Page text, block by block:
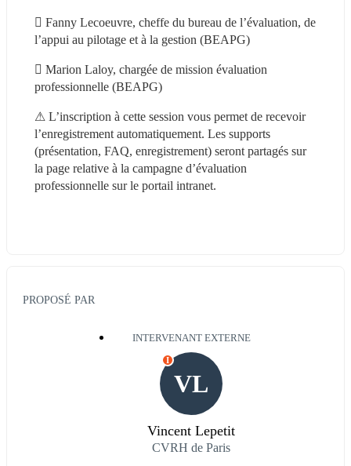
 Fanny Lecoeuvre, cheffe du bureau de l’évaluation, de
l’appui au pilotage et à la gestion (BEAPG)
 Marion Laloy, chargée de mission évaluation
professionnelle (BEAPG)
⚠‍ L’inscription à cette session vous permet de recevoir
l’enregistrement automatiquement. Les supports
(présentation, FAQ, enregistrement) seront partagés sur
la page relative à la campagne d’évaluation
professionnelle sur le portail intranet.
PROPOSÉ PAR
INTERVENANT EXTERNE
VL
I
Vincent Lepetit
CVRH de Paris